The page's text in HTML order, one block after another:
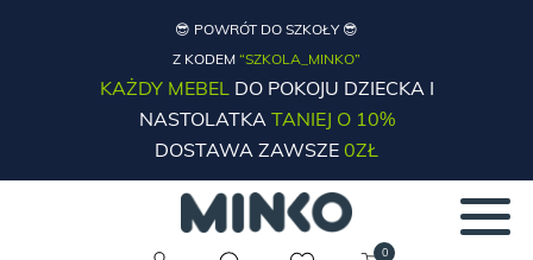
😎 POWRÓT DO SZKOŁY 😎
Z KODEM “SZKOLA_MINKO”
KAŻDY MEBELDO POKOJU DZIECKA I
NASTOLATKATANIEJ O 10%
DOSTAWA ZAWSZE 0ZŁ
0